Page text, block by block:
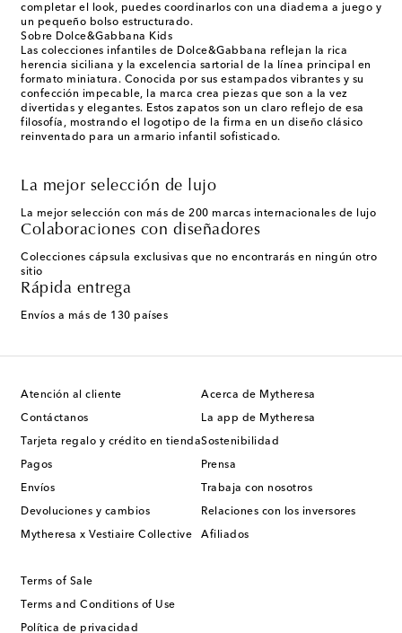
completar el look, puedes coordinarlos con una diadema a juego y
un pequeño bolso estructurado.
Sobre Dolce&Gabbana Kids
Las colecciones infantiles de Dolce&Gabbana reflejan la rica
herencia siciliana y la excelencia sartorial de la línea principal en
formato miniatura. Conocida por sus estampados vibrantes y su
confección impecable, la marca crea piezas que son a la vez
divertidas y elegantes. Estos zapatos son un claro reflejo de esa
filosofía, mostrando el logotipo de la firma en un diseño clásico
reinventado para un armario infantil sofisticado.
La mejor selección de lujo
La mejor selección con más de 200 marcas internacionales de lujo
Colaboraciones con diseñadores
Colecciones cápsula exclusivas que no encontrarás en ningún otro
sitio
Rápida entrega
Envíos a más de 130 países
Atención al cliente
Contáctanos
Tarjeta regalo y crédito en tienda
Pagos
Envíos
Devoluciones y cambios
Mytheresa x Vestiaire Collective
Acerca de Mytheresa
La app de Mytheresa
Sostenibilidad
Prensa
Trabaja con nosotros
Relaciones con los inversores
Afiliados
Terms of Sale
Terms and Conditions of Use
Política de privacidad